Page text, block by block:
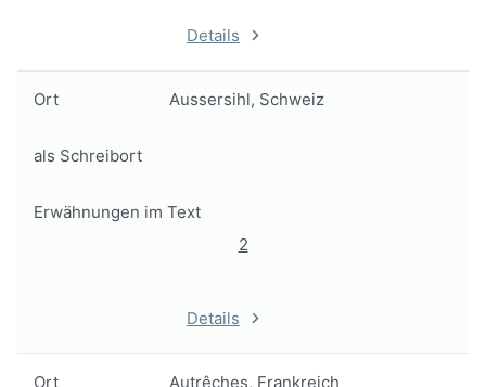
Details
Ort Aussersihl, Schweiz
als Schreibort
Erwähnungen im Text
2
Details
Ort Autrêches, Frankreich